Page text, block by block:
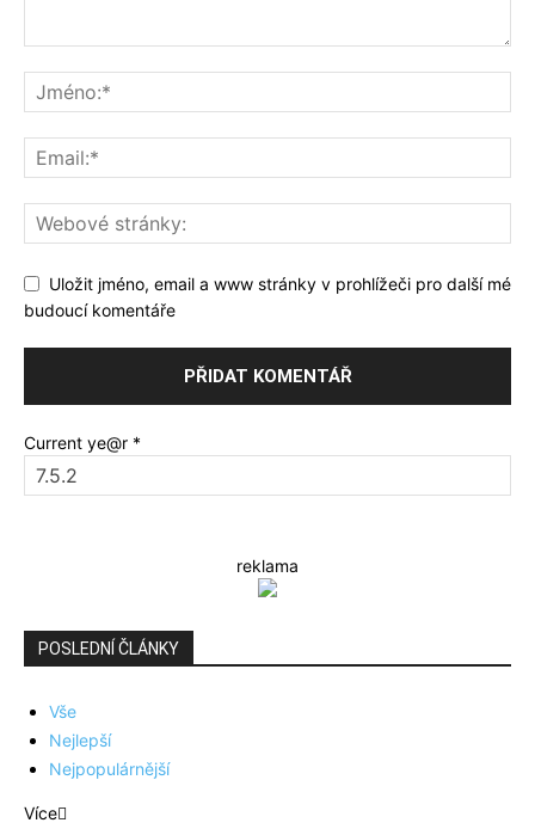
Uložit jméno, email a www stránky v prohlížeči pro další mé
budoucí komentáře
Current ye@r *
reklama
POSLEDNÍ ČLÁNKY
Vše
Nejlepší
Nejpopulárnější
Více